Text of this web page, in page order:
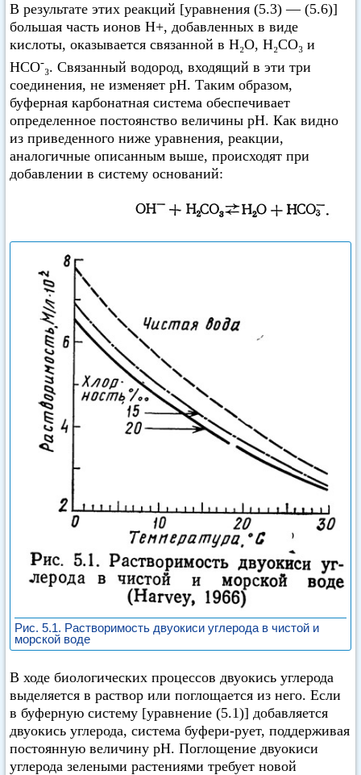
В результате этих реакций [уравнения (5.3) — (5.6)]
большая часть ионов Н+, добавленных в виде
кислоты, оказывается связанной в Н₂O, Н₂СO₃ и
НСО-₃. Связанный водород, входящий в эти три
соединения, не изменяет pH. Таким образом,
буферная карбонатная система обеспечивает
определенное постоянство величины pH. Как видно
из приведенного ниже уравнения, реакции,
аналогичные описанным выше, происходят при
добавлении в систему оснований:
Рис. 5.1. Растворимость двуокиси углерода в чистой и
морской воде
В ходе биологических процессов двуокись углерода
выделяется в раствор или поглощается из него. Если
в буферную систему [уравнение (5.1)] добавляется
двуокись углерода, система буфери-рует, поддерживая
постоянную величину pH. Поглощение двуокиси
углерода зелеными растениями требует новой